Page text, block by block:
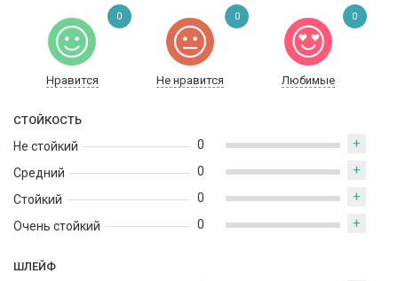
Нравится Не нравится Любимые
0 0 0
СТОЙКОСТЬ
Не стойкий
Средний
Стойкий
Очень стойкий
0 +
0 +
0 +
0 +
ШЛЕЙФ